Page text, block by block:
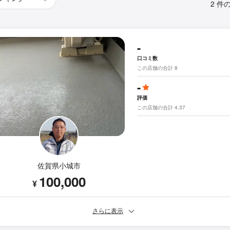
2 件
佐賀県小城市
¥ 100,000
-
口コミ数
この店舗の合計 8
-
評価
この店舗の合計 4.37
さらに表示